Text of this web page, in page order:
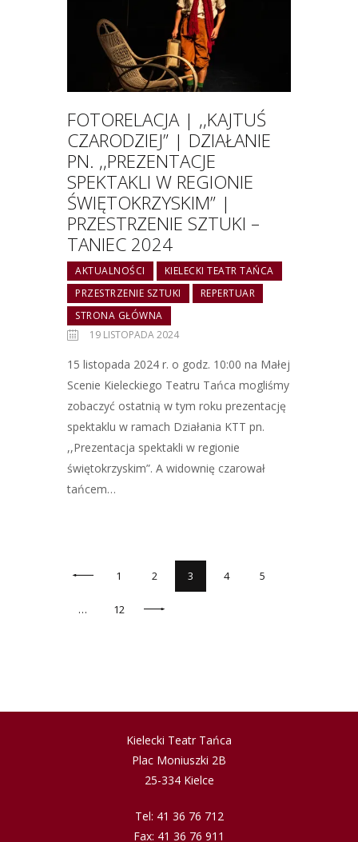
FOTORELACJA | ,,KAJTUŚ
CZARODZIEJ” | DZIAŁANIE
PN. ,,PREZENTACJE
SPEKTAKLI W REGIONIE
ŚWIĘTOKRZYSKIM” |
PRZESTRZENIE SZTUKI –
TANIEC 2024
AKTUALNOŚCI
KIELECKI TEATR TAŃCA
PRZESTRZENIE SZTUKI
REPERTUAR
STRONA GŁÓWNA
19 LISTOPADA 2024
15 listopada 2024 r. o godz. 10:00 na Małej
Scenie Kieleckiego Teatru Tańca mogliśmy
zobaczyć ostatnią w tym roku prezentację
spektaklu w ramach Działania KTT pn.
,,Prezentacja spektakli w regionie
świętokrzyskim”. A widownię czarował
tańcem…
<
1 2 3 4 5
… 12
Kielecki Teatr Tańca
Plac Moniuszki 2B
25-334 Kielce
Tel: 41 36 76 712
Fax: 41 36 76 911